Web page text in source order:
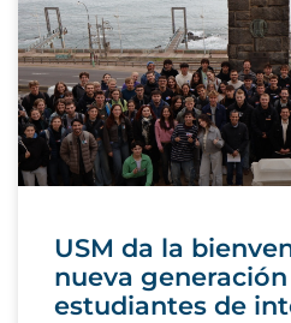
USM da la
nueva
estudiantes de